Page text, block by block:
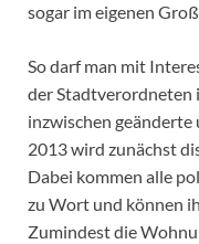
sogar im eigenen
So darf man mit
der Stadtverordneten
inzwischen
2013 wird zunächst
Dabei kommen alle
zu Wort und können
Zumindest die